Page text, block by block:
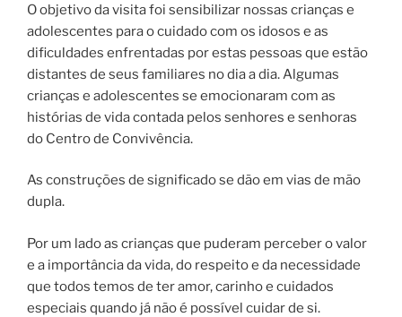
O objetivo da visita foi sensibilizar nossas crianças e
adolescentes para o cuidado com os idosos e as
dificuldades enfrentadas por estas pessoas que estão
distantes de seus familiares no dia a dia. Algumas
crianças e adolescentes se emocionaram com as
histórias de vida contada pelos senhores e senhoras
do Centro de Convivência.
As construções de significado se dão em vias de mão
dupla.
Por um lado as crianças que puderam perceber o valor
e a importância da vida, do respeito e da necessidade
que todos temos de ter amor, carinho e cuidados
especiais quando já não é possível cuidar de si.